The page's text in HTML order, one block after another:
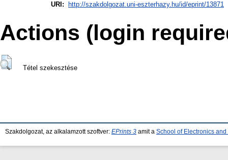
URI:
http://szakdolgozat.uni-eszterhazy.hu/id/eprint/13871
Actions (login
Tétel szekesztése
Szakdolgozat, az alkalamzott szoftver: EPrints 3 amit a School of Electronics